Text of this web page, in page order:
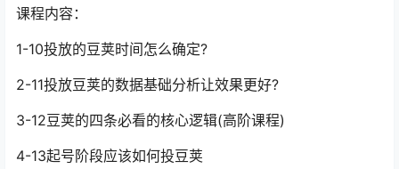
课程内容：
1-10投放的豆荚时间怎么确定?
2-11投放豆荚的数据基础分析让效果更好?
3-12豆荚的四条必看的核心逻辑(高阶课程)
4-13起号阶段应该如何投豆荚